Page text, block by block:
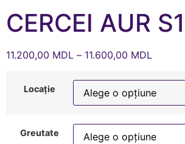
CERCEI AUR
11.200,00 MDL – 11.600,00 MDL
Locație
Greutate